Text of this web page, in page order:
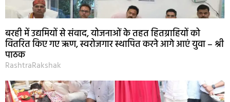
बरही में उद्यमियों से संवाद, योजनाओं के तहत हितग्राहियों को
वितरित किए गए ऋण, स्वरोजगार स्थापित करने आगे आएं युवा – श्री
पाठक
RashtraRakshak